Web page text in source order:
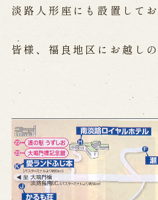
歴史
淡路島と国生み神話
淡路人形の
南あわじ市の伝統芸能
淡路人形座にも設置してお
皆様、福良地区にお越し